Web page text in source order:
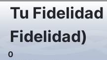
Tu Fidelidad
Fidelidad)
0